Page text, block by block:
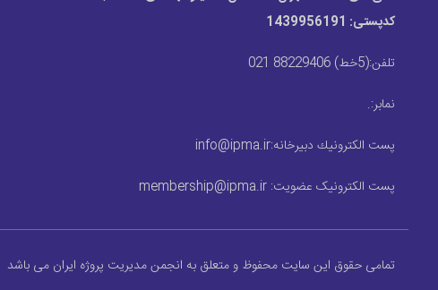
کدپستی: 1439956191
تلفن:(5خط) 88229406 021
نمابر:.
پست الكترونيك دبیرخانه:info@ipma.ir
پست الکترونیک عضویت: membership@ipma.ir
تمامی حقوق این سایت محفوظ و متعلق به انجمن مدیریت پروژه ایران می باشد